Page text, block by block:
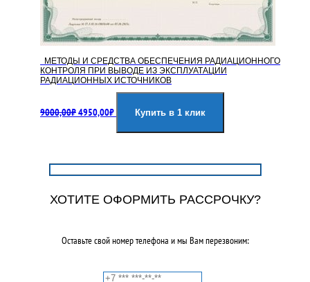
МЕТОДЫ И СРЕДСТВА ОБЕСПЕЧЕНИЯ РАДИАЦИОННОГО
КОНТРОЛЯ ПРИ ВЫВОДЕ ИЗ ЭКСПЛУАТАЦИИ
РАДИАЦИОННЫХ ИСТОЧНИКОВ
9000,00₽цена
4950,00₽цена:
Купить в 1 клик
ХОТИТЕ ОФОРМИТЬ РАССРОЧКУ?
Оставьте свой номер телефона и мы Вам перезвоним: